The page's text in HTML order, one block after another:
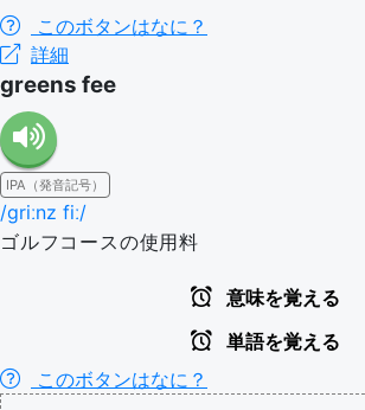
このボタンはなに？
詳細
greens fee
IPA（発音記号）
/ɡriːnz fiː/
ゴルフコースの使用料
意味を覚える
単語を覚える
このボタンはなに？